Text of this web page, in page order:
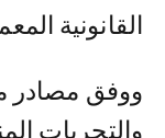
القانونية
ووفق مصادر
والتحريات